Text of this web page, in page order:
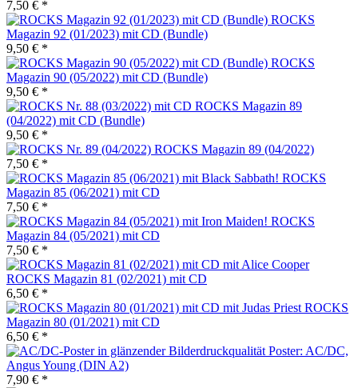
7,50 € *
ROCKS
Magazin 92 (01/2023) mit CD (Bundle)
9,50 € *
ROCKS
Magazin 90 (05/2022) mit CD (Bundle)
9,50 € *
ROCKS Magazin 89
(04/2022) mit CD (Bundle)
9,50 € *
ROCKS Magazin 89 (04/2022)
7,50 € *
ROCKS
Magazin 85 (06/2021) mit CD
7,50 € *
ROCKS
Magazin 84 (05/2021) mit CD
7,50 € *
ROCKS Magazin 81 (02/2021) mit CD
6,50 € *
ROCKS
Magazin 80 (01/2021) mit CD
6,50 € *
Poster: AC/DC,
Angus Young (DIN A2)
7,90 € *